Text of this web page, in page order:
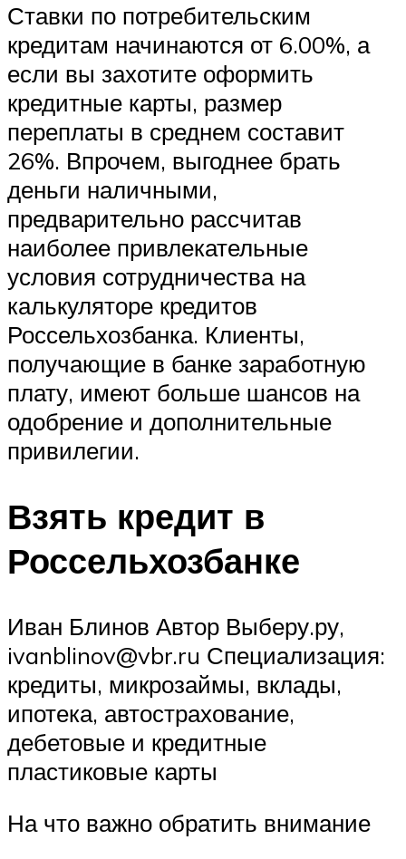
Ставки по потребительским
кредитам начинаются от 6.00%, а
если вы захотите оформить
кредитные карты, размер
переплаты в среднем составит
26%. Впрочем, выгоднее брать
деньги наличными,
предварительно рассчитав
наиболее привлекательные
условия сотрудничества на
калькуляторе кредитов
Россельхозбанка. Клиенты,
получающие в банке заработную
плату, имеют больше шансов на
одобрение и дополнительные
привилегии.
Взять кредит в
Россельхозбанке
Иван Блинов Автор Выберу.ру,
ivanblinov@vbr.ru Специализация:
кредиты, микрозаймы, вклады,
ипотека, автострахование,
дебетовые и кредитные
пластиковые карты
На что важно обратить внимание